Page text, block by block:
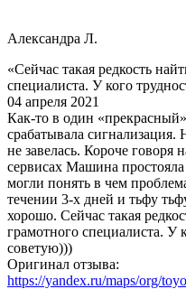
Александра Л.
«Сейчас такая редкость
специалиста. У кого
04 апреля 2021
Как-то в один
срабатывала
не завелась. Короче говоря
сервисах Машина
могли понять в чем
течении 3-х дней и тьфу
хорошо. Сейчас такая
грамотного специалиста. У
советую)))
Оригинал отзыва:
https://yandex.ru/maps/org/